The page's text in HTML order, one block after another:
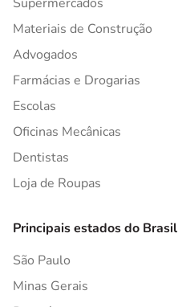
Materiais de Construção
Advogados
Farmácias e Drogarias
Escolas
Oficinas Mecânicas
Dentistas
Loja de Roupas
Principais estados do Brasil
São Paulo
Minas Gerais